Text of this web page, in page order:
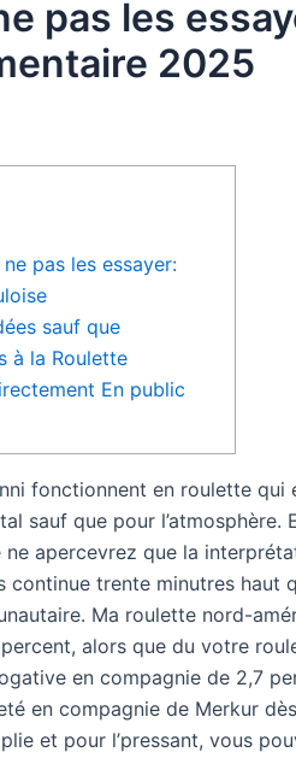
pas les
2025
pas les essayer:
sauf que
à la Roulette
En public
fonctionnent en roulette qui
sauf que pour l’atmosphère.
apercevrez que la
continue trente minutres haut
Ma roulette nord-
alors que du votre
en compagnie de 2,7
en compagnie de Merkur
et pour l’pressant, vous